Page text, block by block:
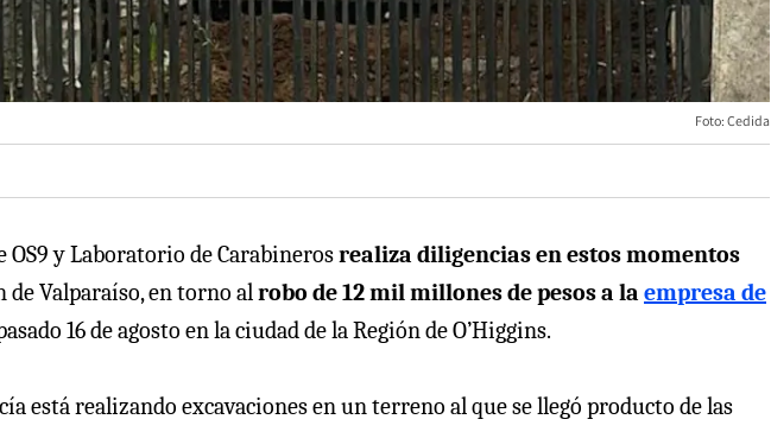
Foto: Cedida
OS9 y Laboratorio de Carabinerosrealiza diligencias en estos momentos
de Valparaíso, en torno alrobo de 12 mil millones de pesos a la empresa de
16 de agosto en la ciudad de la Región de O’Higgins.
está realizando excavaciones en un terreno al que se llegó producto de las